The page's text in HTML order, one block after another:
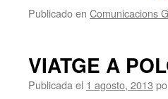
Publicado en Comunicacions
VIATGE A
Publicada el 1 agosto, 2013